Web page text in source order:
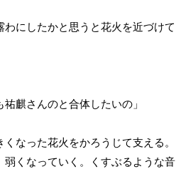
にしたかと思うと花火を近づけて
麒さんのと合体したいの」
なった花火をかろうじて支える。
くなっていく。くすぶるような音